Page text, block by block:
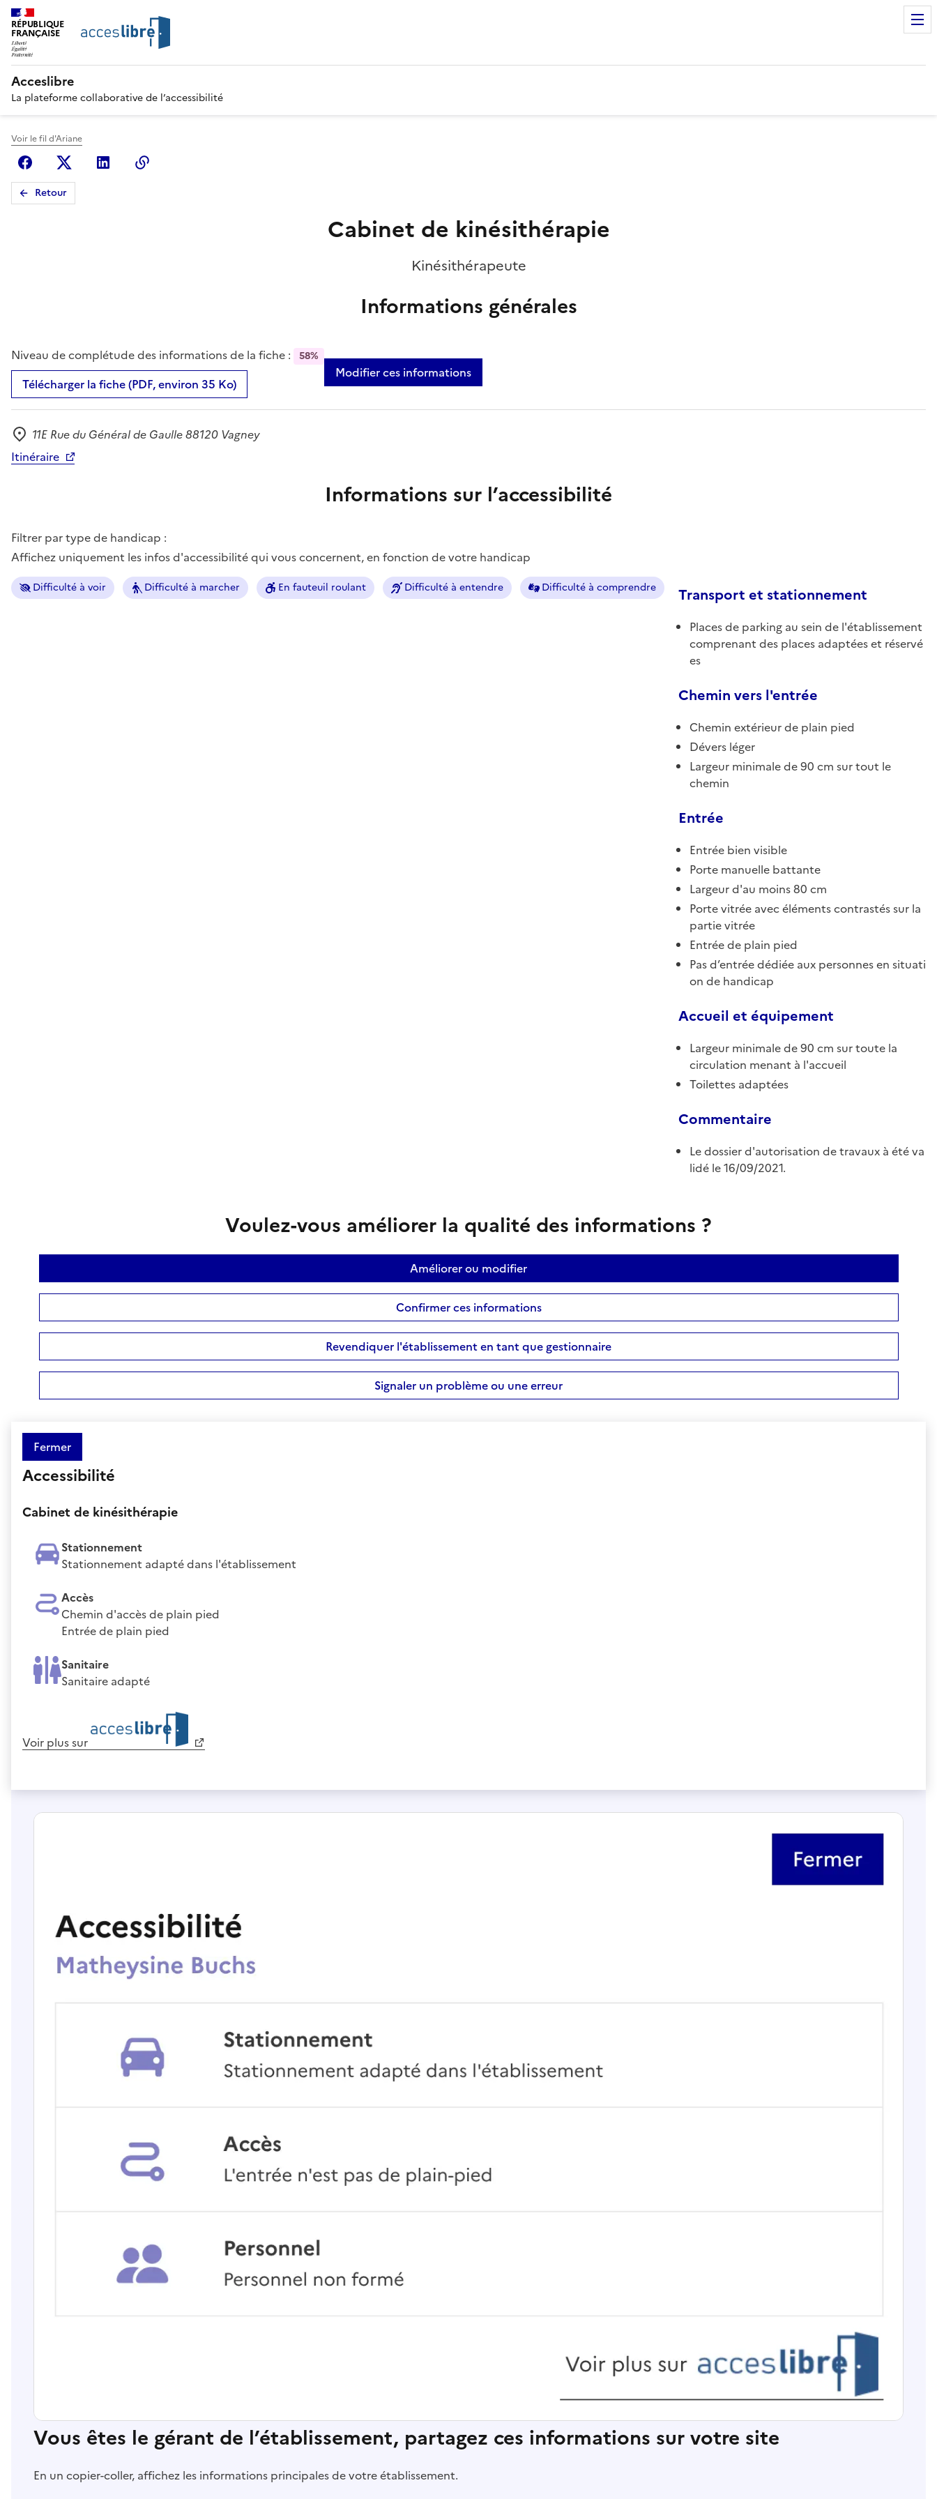
RÉPUBLIQUE
FRANÇAISE
Acceslibre
La plateforme collaborative de l’accessibilité
Voir le fil d'Ariane
FacebookX (anciennement Twitter)
Linkedin
Retour
Cabinet de kinésithérapie
Kinésithérapeute
Informations générales
Niveau de complétude des informations de la fiche : 58%
Télécharger la fiche (PDF, environ 35 Ko)
Modifier ces informations
Adresse
11E Rue du Général de Gaulle 88120 Vagney
Itinéraire
Informations sur l’accessibilité
Filtrer par type de handicap :
Affichez uniquement les infos d'accessibilité qui vous concernent, en fonction de votre handicap
Difficulté à voir Difficulté à marcher En fauteuil roulant Difficulté à entendre Difficulté à comprendre Transport et stationnement
Places de parking au sein de l'établissement
comprenant des places adaptées et réservé
es
Chemin vers l'entrée
Chemin extérieur de plain pied
Dévers léger
Largeur minimale de 90 cm sur tout le
chemin
Entrée
Entrée bien visible
Porte manuelle battante
Largeur d'au moins 80 cm
Porte vitrée avec éléments contrastés sur la
partie vitrée
Entrée de plain pied
Pas d’entrée dédiée aux personnes en situati
on de handicap
Accueil et équipement
Largeur minimale de 90 cm sur toute la
circulation menant à l'accueil
Toilettes adaptées
Commentaire
Le dossier d'autorisation de travaux à été va
lidé le 16/09/2021.
Voulez-vous améliorer la qualité des informations ?
Améliorer ou modifier
Confirmer ces informations
Revendiquer l'établissement en tant que gestionnaire
Signaler un problème ou une erreur
Fermer
Accessibilité
Cabinet de kinésithérapie
Stationnement
Stationnement adapté dans l'établissement
Accès
Chemin d'accès de plain pied
Entrée de plain pied
Sanitaire
Sanitaire adapté
Voir plus sur
Vous êtes le gérant de l’établissement, partagez ces informations sur votre site
En un copier-coller, affichez les informations principales de votre établissement.